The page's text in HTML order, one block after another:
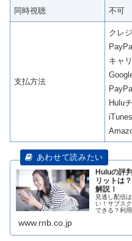
同時視聴 不可
支払方法
クレ
キャ
PayPal
Hulu
Huluの評
リットは
解説！
見逃し配信
い！サブス
できる？利
www.rnb.co.jp